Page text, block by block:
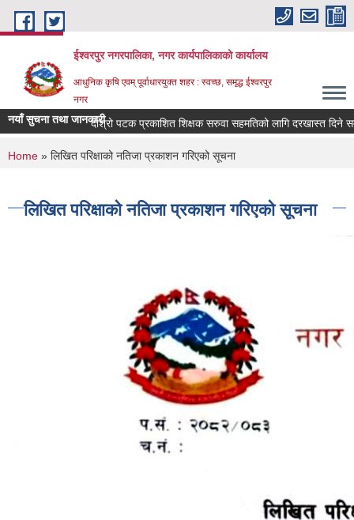
Skip to main content
ईश्वरपुर नगरपालिका, नगर कार्यपालिकाको कार्यालय
आधुनिक कृषि एवम् पूर्वाधारयुक्त शहर : स्वच्छ, समृद्ध ईश्वरपुर
नगर
नयाँ सुचना तथा जानकारीदोश्रो पटक प्रकाशित शिक्षक सरुवा सहमतिको लागि दरखास्त दिने सम्बन्धी
You are here
Home » लिखित परिक्षाको नतिजा प्रकाशन गरिएको सूचना
लिखित परिक्षाको नतिजा प्रकाशन गरिएको सूचना